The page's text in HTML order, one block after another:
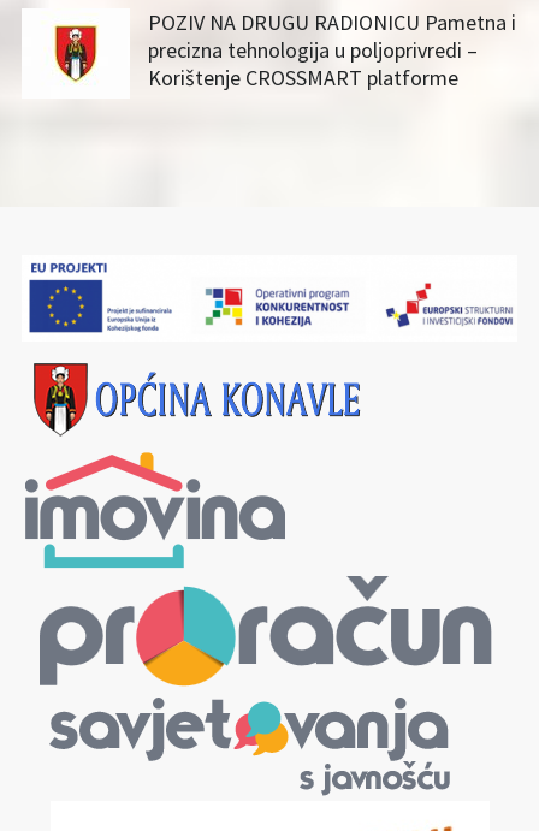
POZIV NA DRUGU RADIONICU Pametna i
precizna tehnologija u poljoprivredi –
Korištenje CROSSMART platforme